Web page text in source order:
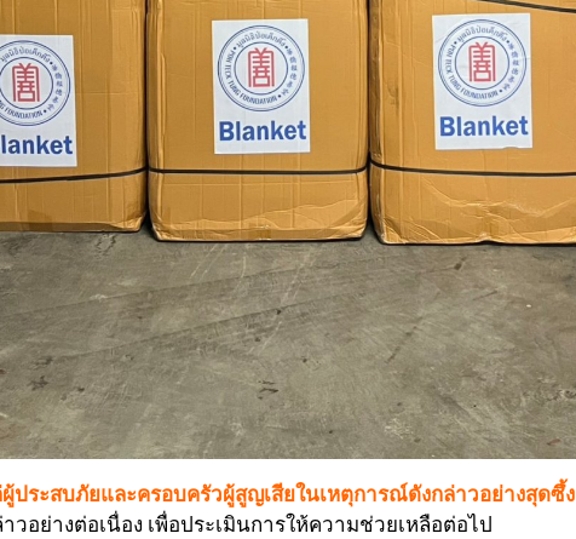
ประสบภัยและครอบครัวผู้สูญเสียในเหตุการณ์ดังกล่าวอย่างสุดซึ้ง
อย่างต่อเนื่อง เพื่อประเมินการให้ความช่วยเหลือต่อไป